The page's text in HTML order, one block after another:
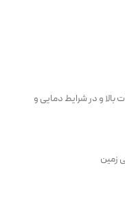
بالا و در شرایط دمایی و